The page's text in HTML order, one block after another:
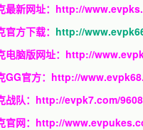
最新网址： http://
官方下载： http://
电脑版网址： http://
GG官方： http://
战队： http://evpk7.com/
官网： http://